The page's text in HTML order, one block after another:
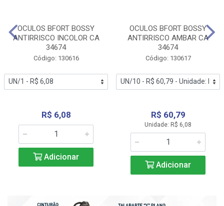
OCULOS BFORT BOSSY
ANTIRRISCO INCOLOR CA
34674
Código: 130616
R$ 6,08
Adicionar
OCULOS BFORT BOSSY
ANTIRRISCO AMBAR CA
34674
Código: 130617
R$ 60,79
Unidade: R$ 6,08
Adicionar